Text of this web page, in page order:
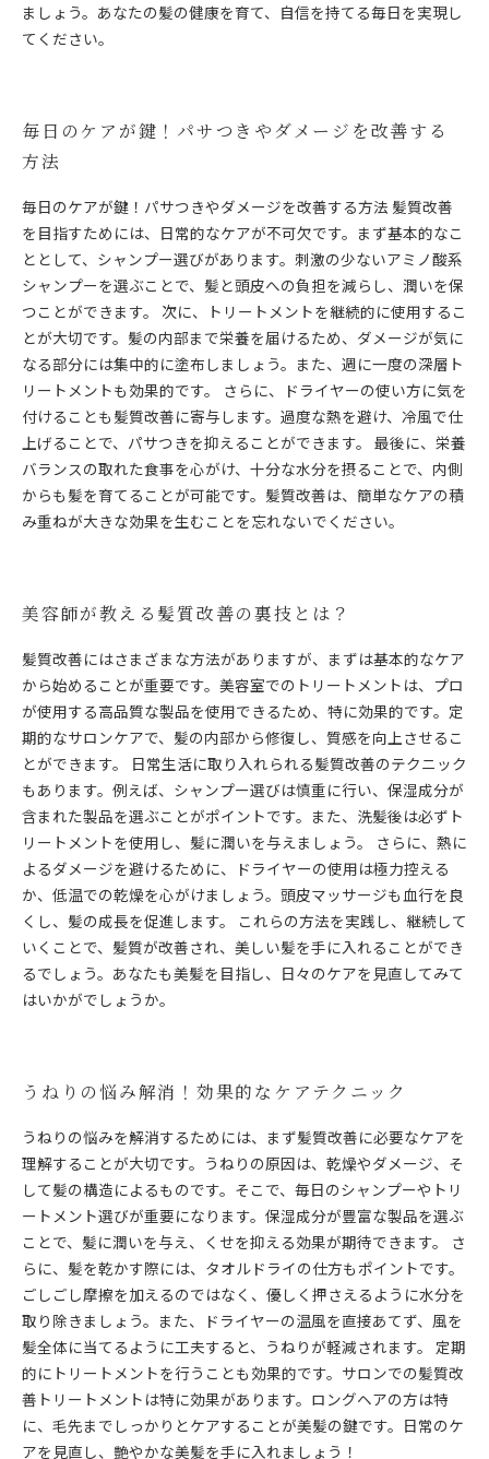
ましょう。あなたの髪の健康を育て、自信を持てる毎日を実現し
てください。
毎日のケアが鍵！パサつきやダメージを改善する
方法
毎日のケアが鍵！パサつきやダメージを改善する方法 髪質改善
を目指すためには、日常的なケアが不可欠です。まず基本的なこ
ととして、シャンプー選びがあります。刺激の少ないアミノ酸系
シャンプーを選ぶことで、髪と頭皮への負担を減らし、潤いを保
つことができます。 次に、トリートメントを継続的に使用するこ
とが大切です。髪の内部まで栄養を届けるため、ダメージが気に
なる部分には集中的に塗布しましょう。また、週に一度の深層ト
リートメントも効果的です。 さらに、ドライヤーの使い方に気を
付けることも髪質改善に寄与します。過度な熱を避け、冷風で仕
上げることで、パサつきを抑えることができます。 最後に、栄養
バランスの取れた食事を心がけ、十分な水分を摂ることで、内側
からも髪を育てることが可能です。髪質改善は、簡単なケアの積
み重ねが大きな効果を生むことを忘れないでください。
美容師が教える髪質改善の裏技とは？
髪質改善にはさまざまな方法がありますが、まずは基本的なケア
から始めることが重要です。美容室でのトリートメントは、プロ
が使用する高品質な製品を使用できるため、特に効果的です。定
期的なサロンケアで、髪の内部から修復し、質感を向上させるこ
とができます。 日常生活に取り入れられる髪質改善のテクニック
もあります。例えば、シャンプー選びは慎重に行い、保湿成分が
含まれた製品を選ぶことがポイントです。また、洗髪後は必ずト
リートメントを使用し、髪に潤いを与えましょう。 さらに、熱に
よるダメージを避けるために、ドライヤーの使用は極力控える
か、低温での乾燥を心がけましょう。頭皮マッサージも血行を良
くし、髪の成長を促進します。 これらの方法を実践し、継続して
いくことで、髪質が改善され、美しい髪を手に入れることができ
るでしょう。あなたも美髪を目指し、日々のケアを見直してみて
はいかがでしょうか。
うねりの悩み解消！効果的なケアテクニック
うねりの悩みを解消するためには、まず髪質改善に必要なケアを
理解することが大切です。うねりの原因は、乾燥やダメージ、そ
して髪の構造によるものです。そこで、毎日のシャンプーやトリ
ートメント選びが重要になります。保湿成分が豊富な製品を選ぶ
ことで、髪に潤いを与え、くせを抑える効果が期待できます。 さ
らに、髪を乾かす際には、タオルドライの仕方もポイントです。
ごしごし摩擦を加えるのではなく、優しく押さえるように水分を
取り除きましょう。また、ドライヤーの温風を直接あてず、風を
髪全体に当てるように工夫すると、うねりが軽減されます。 定期
的にトリートメントを行うことも効果的です。サロンでの髪質改
善トリートメントは特に効果があります。ロングヘアの方は特
に、毛先までしっかりとケアすることが美髪の鍵です。日常のケ
アを見直し、艶やかな美髪を手に入れましょう！